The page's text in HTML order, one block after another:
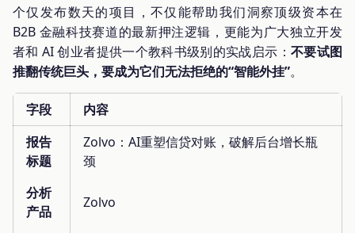
个仅发布数天的项目，不仅能帮助我们洞察顶级资本在
B2B 金融科技赛道的最新押注逻辑，更能为广大独立开发
者和 AI 创业者提供一个教科书级别的实战启示： 不要试图
推翻传统巨头，要成为它们无法拒绝的“智能外挂”。
字段
内容
报告
标题
Zolvo：AI重塑信贷对账，破解后台增长瓶
颈
分析
产品
Zolvo